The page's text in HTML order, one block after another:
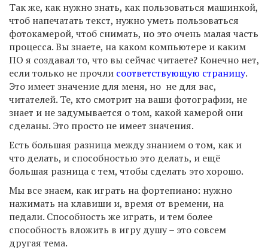
Так же, как нужно знать, как пользоваться машинкой,
чтоб напечатать текст, нужно уметь пользоваться
фотокамерой, чтоб снимать, но это очень малая часть
процесса. Вы знаете, на каком компьютере и каким
ПО я создавал то, что вы сейчас читаете? Конечно нет,
если только не прочли соответствующую страницу.
Это имеет значение для меня, но не для вас,
читателей. Те, кто смотрит на ваши фотографии, не
знает и не задумывается о том, какой камерой они
сделаны. Это просто не имеет значения.
Есть большая разница между знанием о том, как и
что делать, и способностью это делать, и ещё
большая разница с тем, чтобы сделать это хорошо.
Мы все знаем, как играть на фортепиано: нужно
нажимать на клавиши и, время от времени, на
педали. Способность же играть, и тем более
способность вложить в игру душу – это совсем
другая тема.